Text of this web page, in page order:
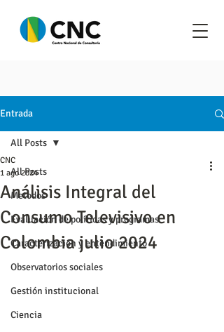
Entrada
All Posts
Metodos
Evaluación de políticas y programas
Caracterización y entendimiento
Observatorios sociales
Gestión institucional
Ciencia
All Posts
Análisis Integral del
Consumo Televisivo en
Colombia julio 2024
CNC
1 ago 2024